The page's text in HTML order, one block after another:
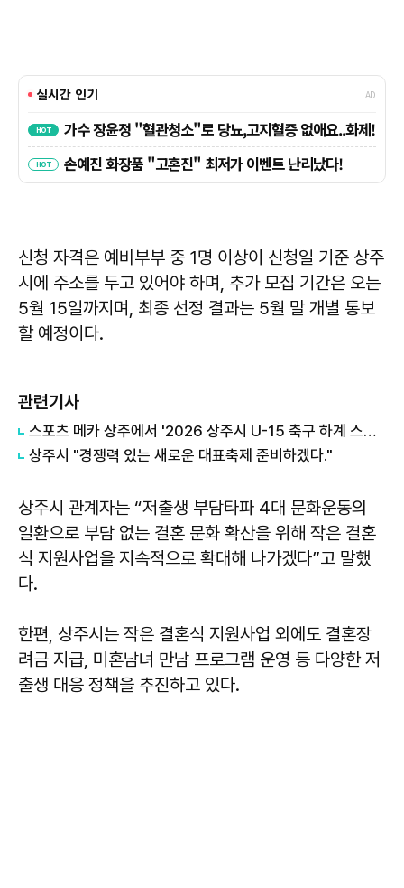
신청 자격은 예비부부 중 1명 이상이 신청일 기준 상주
시에 주소를 두고 있어야 하며, 추가 모집 기간은 오는
5월 15일까지며, 최종 선정 결과는 5월 말 개별 통보
할 예정이다.
관련기사
스포츠 메카 상주에서 '2026 상주시 U-15 축구 하계 스토브리그' 개최
상주시 "경쟁력 있는 새로운 대표축제 준비하겠다."
상주시 관계자는 “저출생 부담타파 4대 문화운동의
일환으로 부담 없는 결혼 문화 확산을 위해 작은 결혼
식 지원사업을 지속적으로 확대해 나가겠다”고 말했
다.
한편, 상주시는 작은 결혼식 지원사업 외에도 결혼장
려금 지급, 미혼남녀 만남 프로그램 운영 등 다양한 저
출생 대응 정책을 추진하고 있다.